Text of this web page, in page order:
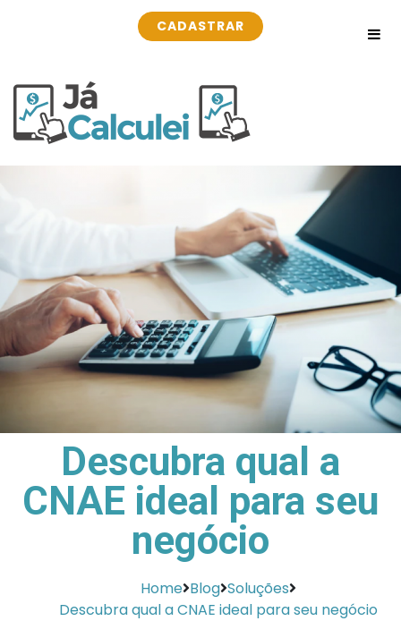
CADASTRAR
Descubra qual a
CNAE ideal para seu
negócio
Home Blog Soluções
Descubra qual a CNAE ideal para seu negócio